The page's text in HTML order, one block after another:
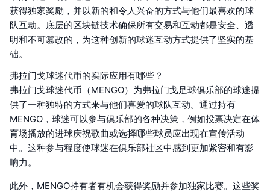
获得独家奖励，并以新的和令人兴奋的方式与他们最喜欢的球
队互动。底层的区块链技术确保所有交易和互动都是安全、透
明和不可篡改的，为这种创新的球迷互动方式提供了坚实的基
础。
弗拉门戈球迷代币的实际应用有哪些？
弗拉门戈球迷代币（MENGO）为弗拉门戈足球俱乐部的球迷提
供了一种独特的方式来与他们喜爱的球队互动。通过持有
MENGO，球迷可以参与俱乐部的各种决策，例如投票决定在体
育场播放的进球庆祝歌曲或选择哪些球员应出现在宣传活动
中。这种参与程度使球迷在俱乐部社区中感到更加紧密和有影
响力。
此外，MENGO持有者有机会获得奖励并参加独家比赛。这些奖